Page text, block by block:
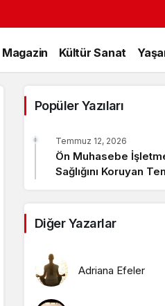
Magazin Kültür Sanat
Popüler Yazıları
Ön Muhasebe
Sağlığını Koruyan
Temmuz 12, 2026
Diğer Yazarlar
Adriana Efeler